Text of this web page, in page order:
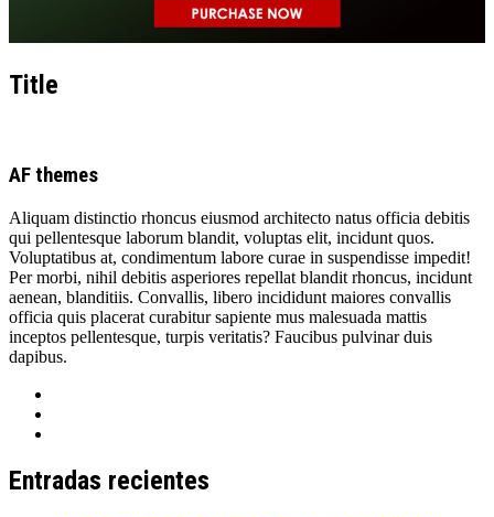
Title
AF themes
Aliquam distinctio rhoncus eiusmod architecto natus officia debitis
qui pellentesque laborum blandit, voluptas elit, incidunt quos.
Voluptatibus at, condimentum labore curae in suspendisse impedit!
Per morbi, nihil debitis asperiores repellat blandit rhoncus, incidunt
aenean, blanditiis. Convallis, libero incididunt maiores convallis
officia quis placerat curabitur sapiente mus malesuada mattis
inceptos pellentesque, turpis veritatis? Faucibus pulvinar duis
dapibus.
Entradas recientes